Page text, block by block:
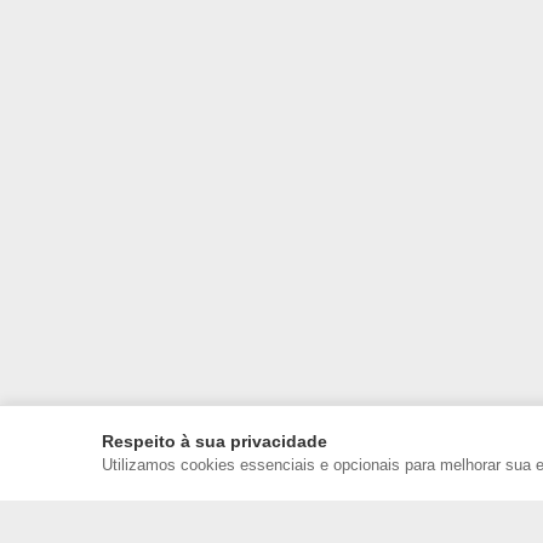
Respeito à sua privacidade
Utilizamos cookies essenciais e opcionais para melhorar sua